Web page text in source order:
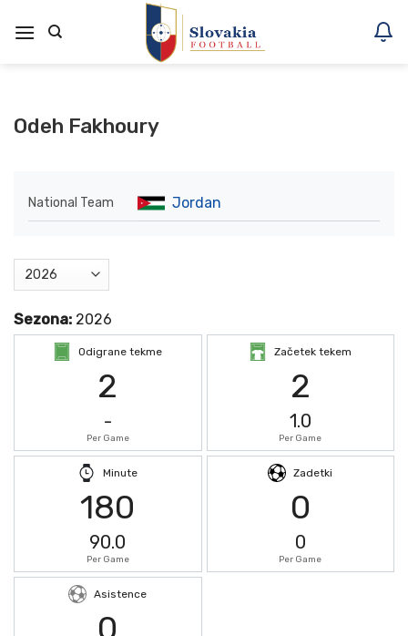
na
Odeh Fakhoury
National Team Jordan
Sezona: 2026
Odigrane tekme
2
-
Per Game
Začetek tekem
2
1.0
Per Game
Minute
180
90.0
Per Game
Zadetki
0
0
Per Game
Asistence